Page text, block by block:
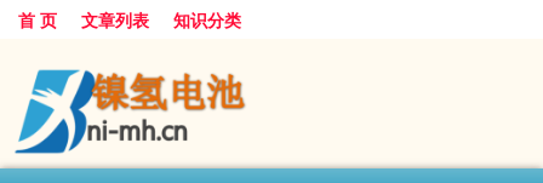
首 页 文章列表 知识分类